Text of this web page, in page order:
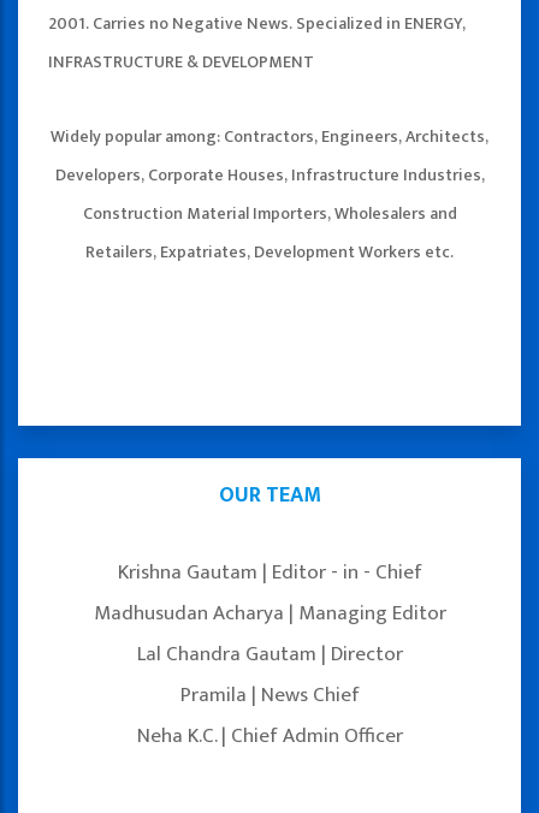
2001. Carries no Negative News. Specialized in ENERGY,
INFRASTRUCTURE & DEVELOPMENT
Widely popular among: Contractors, Engineers, Architects,
Developers, Corporate Houses, Infrastructure Industries,
Construction Material Importers, Wholesalers and
Retailers, Expatriates, Development Workers etc.
OUR TEAM
Krishna Gautam | Editor - in - Chief
Madhusudan Acharya | Managing Editor
Lal Chandra Gautam | Director
Pramila | News Chief
Neha K.C. | Chief Admin Officer